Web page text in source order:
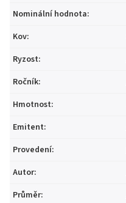
Nominální hodnota:
Kov:
Ryzost:
Ročník:
Hmotnost:
Emitent:
Provedení:
Autor:
Průměr: